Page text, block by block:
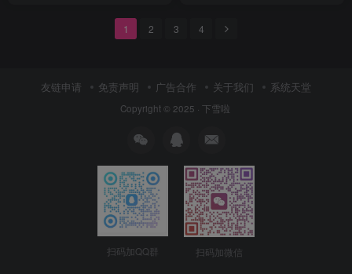
1 2 3 4
友链申请 免责声明 广告合作 关于我们 系统天堂
Copyright © 2025 · 下雪啦
扫码加QQ群 扫码加微信